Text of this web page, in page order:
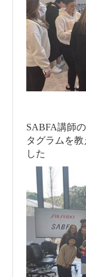
SABFA講師
タグラムを
した